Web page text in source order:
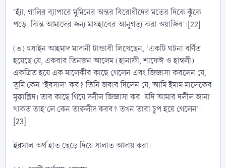
‘হ্যাঁ, গালির ব্যাপারে মুমিনের অন্তর বিরোধীদের মতের দিকে ঝুঁকে
পড়ে। কিন্তু আমাদের জন্য মাযহাবের আনুগত্য করা ওয়াজিব’।[22]
(৩) হুসাইন আহমাদ মাদানী টান্ডাবী লিখেছেন, ‘একটি ঘটনা বর্ণিত
হয়েছে যে, একবার তিনজন আলেম (হানাফী, শাফেঈ ও হাম্বলী)
একত্রিত হয়ে এক মালেকীর কাছে গেলেন এবং জিজ্ঞাসা করলেন যে,
তুমি কেন ‘ইরসাল’ কর? তিনি জবাব দিলেন যে, আমি ইমাম মালেকের
মুক্বাল্লিদ। তার কাছে গিয়ে দলীল জিজ্ঞাসা কর। যদি আমার দলীল জানা
থাকত তাহ’লে কেন তাক্বলীদ করব? তখন তারা চুপ হয়ে গেলেন’।
[23]
ইরসালঅর্থ হাত ছেড়ে দিয়ে সালাত আদায় করা।